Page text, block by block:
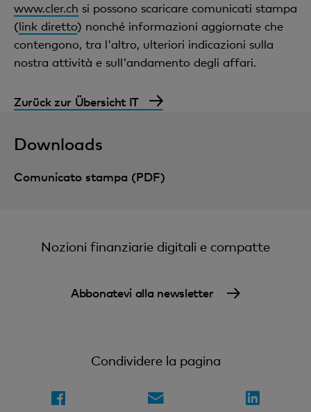
www.cler.ch si possono scaricare comunicati stampa
(link diretto) nonché informazioni aggiornate che
contengono, tra l'altro, ulteriori indicazioni sulla
nostra attività e sull'andamento degli affari.
Zurück zur Übersicht IT
Downloads
Comunicato stampa (PDF)
Nozioni finanziarie digitali e compatte
Abbonatevi alla newsletter
Condividere la pagina